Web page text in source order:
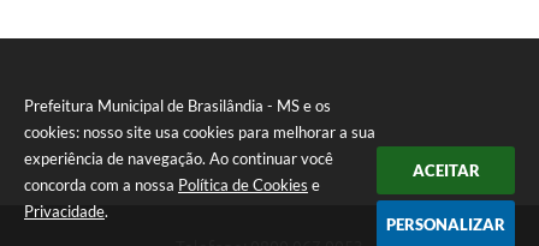
Prefeitura Municipal de Brasilândia - MS e os
cookies: nosso site usa cookies para melhorar a sua
experiência de navegação. Ao continuar você
concorda com a nossa Política de Cookies e
Privacidade.
ACEITAR
PERSONALIZAR